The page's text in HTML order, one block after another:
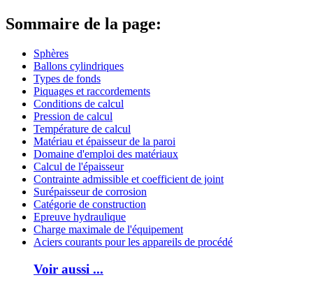
Sommaire de la page:
Sphères
Ballons cylindriques
Types de fonds
Piquages et raccordements
Conditions de calcul
Pression de calcul
Température de calcul
Matériau et épaisseur de la paroi
Domaine d'emploi des matériaux
Calcul de l'épaisseur
Contrainte admissible et coefficient de joint
Surépaisseur de corrosion
Catégorie de construction
Epreuve hydraulique
Charge maximale de l'équipement
Aciers courants pour les appareils de procédé
Voir aussi ...